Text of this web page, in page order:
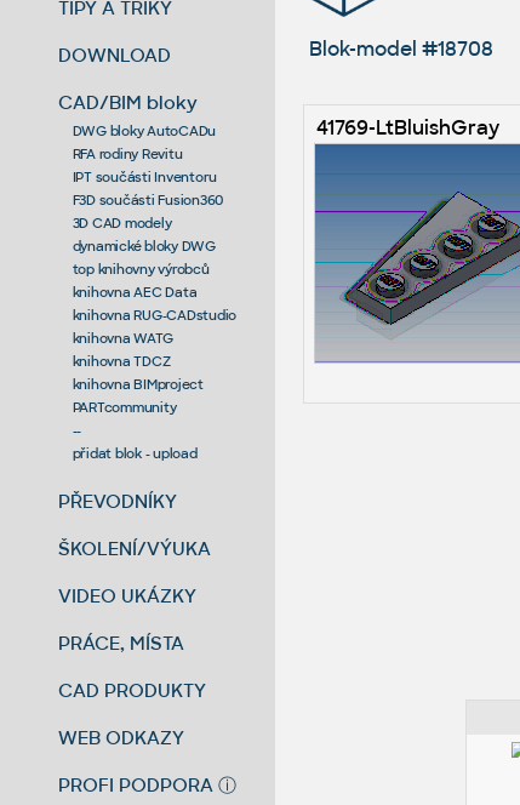
TIPY A TRIKY
DOWNLOAD
CAD/BIM bloky
DWG bloky AutoCADu
RFA rodiny Revitu
IPT součásti Inventoru
F3D součásti Fusion360
3D CAD modely
dynamické bloky DWG
top knihovny výrobců
knihovna AEC Data
knihovna RUG-CADstudio
knihovna WATG
knihovna TDCZ
knihovna BIMproject
PARTcommunity
--
přidat blok - upload
PŘEVODNÍKY
ŠKOLENÍ/VÝUKA
VIDEO UKÁZKY
PRÁCE, MÍSTA
CAD PRODUKTY
WEB ODKAZY
PROFI PODPORA ⓘ
Blok-model #18708
41769-LtBluishGray